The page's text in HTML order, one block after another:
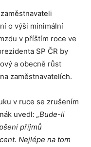
o výši minimální
v příštím roce ve
SP ČR by
a obecně růst
zaměstnavatelích.
v ruce se zrušením
uvedl: „Bude-li
příjmů
Nejlépe na tom